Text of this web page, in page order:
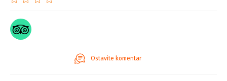
Ostavite komentar